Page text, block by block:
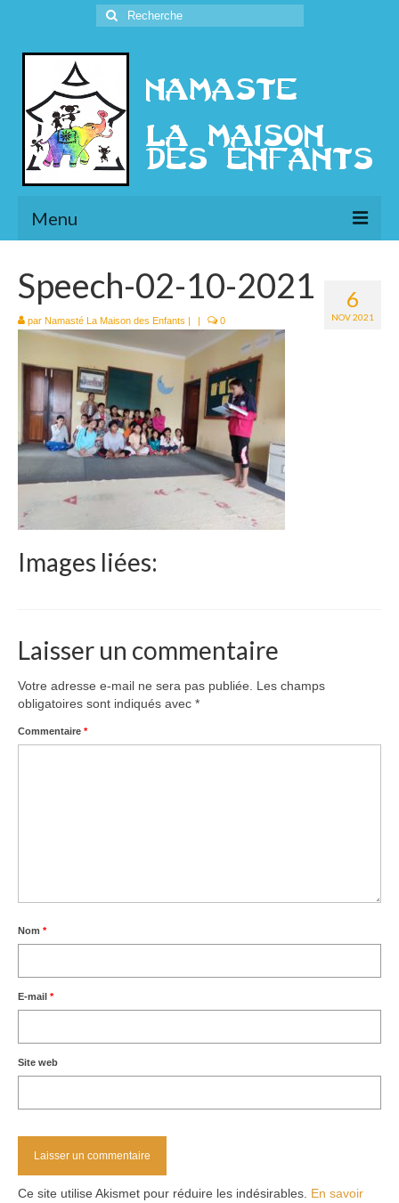
Rechercher
:
Menu
Présentation
l’Ethique
Historique
Le Népal
Documents
Parrainages
Actualités
6
NOV 2021
Speech-02-10-2021
par Namasté La Maison des Enfants | | 0
Images liées:
Laisser un commentaire
Votre adresse e-mail ne sera pas publiée.
Les champs
obligatoires sont indiqués avec *
Commentaire *
Nom *
E-mail *
Site web
Ce site utilise Akismet pour réduire les indésirables. En savoir